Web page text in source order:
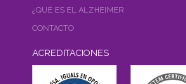
¿QUÉ ES EL ALZHEIMER
CONTACTO
ACREDITACIONES